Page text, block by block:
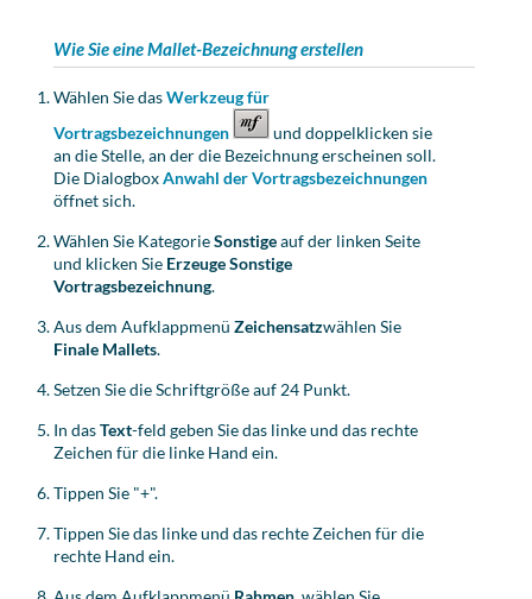
Wie Sie eine Mallet-Bezeichnung erstellen
Wählen Sie dasWerkzeug für
Vortragsbezeichnungen
und doppelklicken sie
an die Stelle, an der die Bezeichnung erscheinen soll.
Die DialogboxAnwahl der Vortragsbezeichnungen
öffnet sich.
Wählen Sie KategorieSonstigeauf der linken Seite
und klicken Sie Erzeuge Sonstige
Vortragsbezeichnung.
Aus dem Aufklappmenü Zeichensatzwählen Sie
Finale Mallets.
Setzen Sie die Schriftgröße auf 24 Punkt.
In dasText-feld geben Sie das linke und das rechte
Zeichen für die linke Hand ein.
Tippen Sie "+".
Tippen Sie das linke und das rechte Zeichen für die
rechte Hand ein.